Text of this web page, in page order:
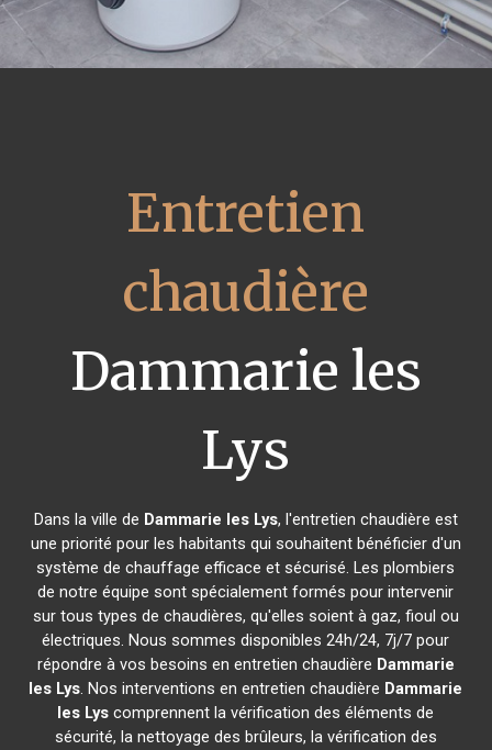
Entretien
chaudière
Dammarie les
Lys
Dans la ville de Dammarie les Lys, l'entretien chaudière est
une priorité pour les habitants qui souhaitent bénéficier d'un
système de chauffage efficace et sécurisé. Les plombiers
de notre équipe sont spécialement formés pour intervenir
sur tous types de chaudières, qu'elles soient à gaz, fioul ou
électriques. Nous sommes disponibles 24h/24, 7j/7 pour
répondre à vos besoins en entretien chaudière Dammarie
les Lys. Nos interventions en entretien chaudière Dammarie
les Lys comprennent la vérification des éléments de
sécurité, la nettoyage des brûleurs, la vérification des